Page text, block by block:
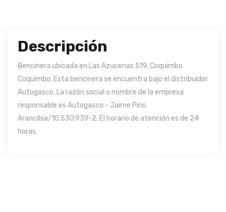
Descripción
Bencinera ubicada en Las Azucenas 519, Coquimbo
Coquimbo. Esta bencinera se encuentra bajo el distribuidor
Autogasco. La razón social o nombre de la empresa
responsable es Autogasco - Jaime Pino
Arancibia/10.530.939-2. El horario de atención es de 24
horas.